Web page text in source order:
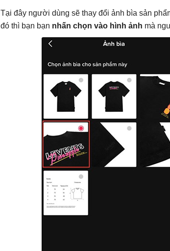
Tại đây người dùng sẽ thay đổi ảnh bìa sản
đó thì bạn bạn nhấn chọn vào hình ảnh mà